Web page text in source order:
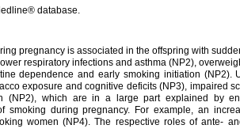
database.
pregnancy is associated in the offspring with
respiratory infections and asthma (NP2),
dependence and early smoking initiation (NP2).
exposure and cognitive deficits (NP3), impaired
(NP2), which are in a large part explained by
smoking during pregnancy. For example, an
women (NP4). The respective roles of ante-